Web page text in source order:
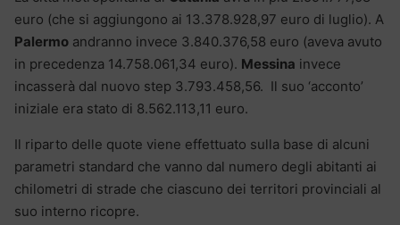
euro (che si aggiungono ai 13.378.928,97 euro di luglio). A
Palermo andranno invece 3.840.376,58 euro (aveva avuto
in precedenza 14.758.061,34 euro). Messina invece
incasserà dal nuovo step 3.793.458,56. Il suo ‘acconto’
iniziale era stato di 8.562.113,11 euro.
Il riparto delle quote viene effettuato sulla base di alcuni
parametri standard che vanno dal numero degli abitanti ai
chilometri di strade che ciascuno dei territori provinciali al
suo interno ricopre.